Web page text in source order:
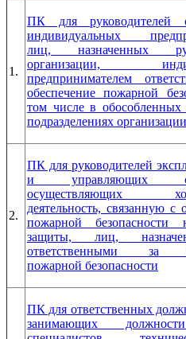
1.
ПК для руководителей
индивидуальных
лиц, назначенных
организации,
предпринимателем
обеспечение пожарной
том числе в обособленных
подразделениях организации
2.
ПК для руководителей
и управляющих
осуществляющих
деятельность, связанную с
пожарной безопасности
защиты, лиц,
ответственными за
пожарной безопасности
ПК для ответственных
занимающих